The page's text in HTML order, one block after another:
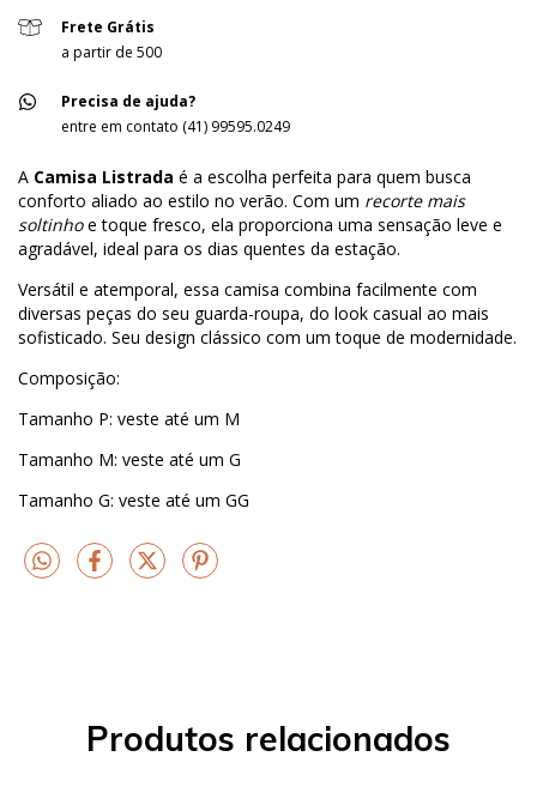
Frete Grátis
a partir de 500
Precisa de ajuda?
entre em contato (41) 99595.0249
A Camisa Listrada é a escolha perfeita para quem busca
conforto aliado ao estilo no verão. Com um recorte mais
soltinhoe toque fresco, ela proporciona uma sensação leve e
agradável, ideal para os dias quentes da estação.
Versátil e atemporal, essa camisa combina facilmente com
diversas peças do seu guarda-roupa, do look casual ao mais
sofisticado. Seu design clássico com um toque de modernidade.
Composição:
Tamanho P: veste até um M
Tamanho M: veste até um G
Tamanho G: veste até um GG
Produtos relacionados